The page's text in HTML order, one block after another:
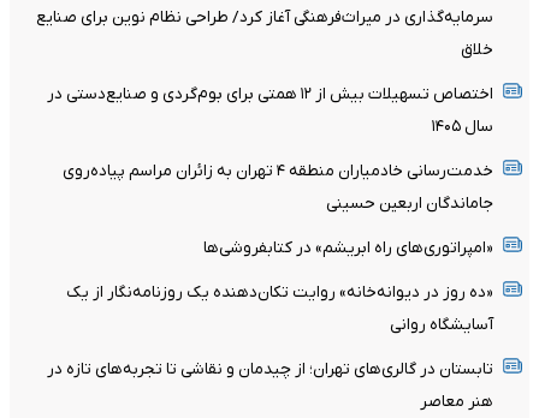
سرمایه‌گذاری در میراث‌فرهنگی آغاز کرد/ طراحی نظام نوین برای صنایع
خلاق
اختصاص تسهیلات بیش از ۱۲ همتی برای بوم‌گردی و صنایع‌دستی در
سال ۱۴۰۵
خدمت‌رسانی خادمیاران منطقه ۴ تهران به زائران مراسم پیاده‌روی
جاماندگان اربعین حسینی
«امپراتوری‌های راه ابریشم» در کتابفروشی‌ها
«ده روز در دیوانه‌خانه» روایت تکان‌دهنده یک روزنامه‌نگار از یک
آسایشگاه روانی
تابستان در گالری‌های تهران؛ از چیدمان و نقاشی تا تجربه‌های تازه در
هنر معاصر